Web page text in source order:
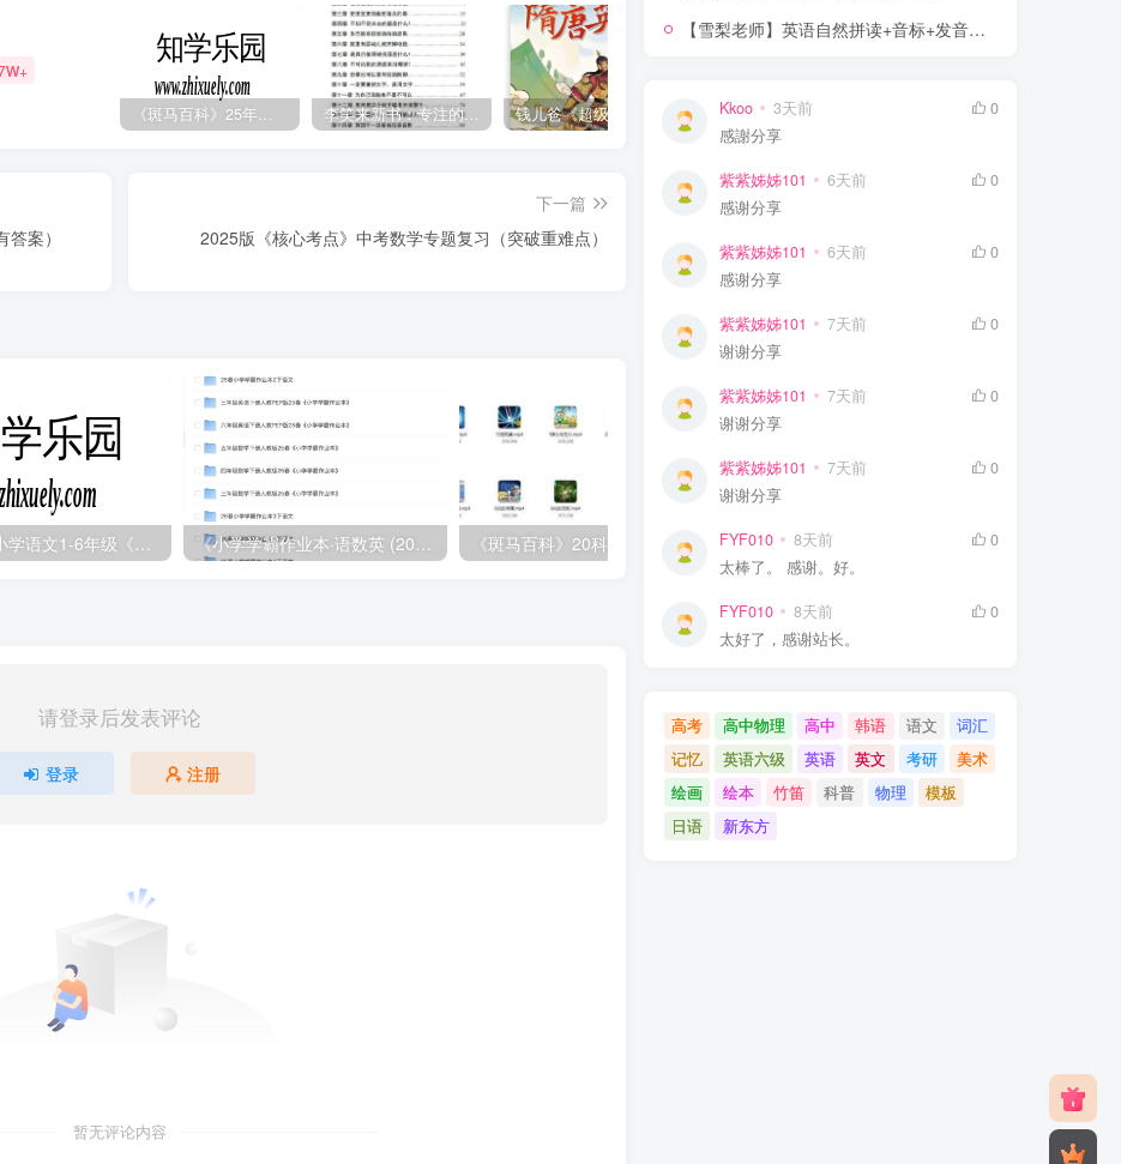
《斑马百科》25年最新30科全套高清视频 李笑来新书：专注的真相 [PDF]
案）
下一篇
2025版《核心考点》中考数学专题复习（突破重难点）
《斑马百科》20科全套高清视频 学丞《晓艳英语：小学英语课 (告别死记硬背) 》
请登录后发表评论
登录 注册
暂无评论内容
【雪梨老师】英语自然拼读+音标+发音规则（精品课三合一）
Kkoo 3天前
0
感謝分享
紫紫姊姊101 6天前
0
感谢分享
紫紫姊姊101 6天前
0
感谢分享
紫紫姊姊101 7天前
0
谢谢分享
紫紫姊姊101 7天前
0
谢谢分享
紫紫姊姊101 7天前
0
谢谢分享
FYF010 8天前
0
太棒了。 感谢。好。
FYF010 8天前
0
太好了，感谢站长。
高考 高中物理 高中 韩语 语文
词汇
记忆
英语六级 英语 英文 考研
美术
绘画
绘本 竹笛 科普 物理
模板
日语
新东方